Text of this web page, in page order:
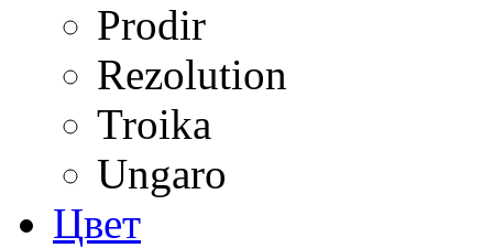
Prodir
Rezolution
Troika
Ungaro
Цвет